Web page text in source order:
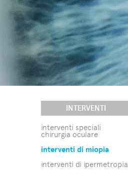
INTERVENTI
interventi speciali
chirurgia oculare
interventi di miopia
interventi di ipermetropia